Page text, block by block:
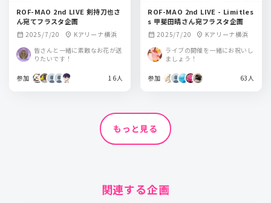
ROF-MAO 2nd LIVE 剣持刀也さ
ん宛てフラスタ企画
calendar_month 2025/7/20 location_on Kアリーナ横浜
皆さんと一緒に素敵なお花が送
りたいです！
参加 16人
ROF-MAO 2nd LIVE - Limitles
s 甲斐田晴さん宛フラスタ企画
calendar_month 2025/7/20 location_on Kアリーナ横浜
ライブの開催を一緒にお祝いし
ましょう！
参加 63人
もっと見る
関連する企画